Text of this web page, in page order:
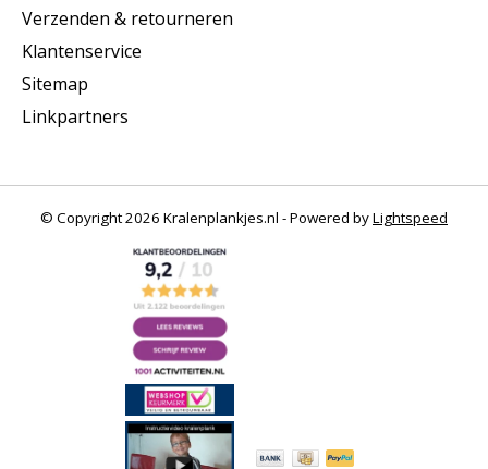
Verzenden & retourneren
Klantenservice
Sitemap
Linkpartners
© Copyright 2026 Kralenplankjes.nl - Powered byLightspeed